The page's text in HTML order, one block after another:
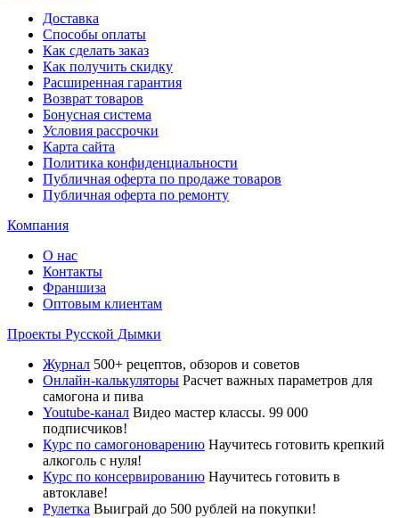
Доставка
Способы оплаты
Как сделать заказ
Как получить скидку
Расширенная гарантия
Возврат товаров
Бонусная система
Условия рассрочки
Карта сайта
Политика конфиденциальности
Публичная оферта по продаже товаров
Публичная оферта по ремонту
Компания
О нас
Контакты
Франшиза
Оптовым клиентам
Проекты Русской Дымки
Журнал 500+ рецептов, обзоров и советов
Онлайн-калькуляторы Расчет важных параметров для
самогона и пива
Youtube-канал Видео мастер классы. 99 000
подписчиков!
Курс по самогоноварению Научитесь готовить крепкий
алкоголь с нуля!
Курс по консервированию Научитесь готовить в
автоклаве!
Рулетка Выиграй до 500 рублей на покупки!